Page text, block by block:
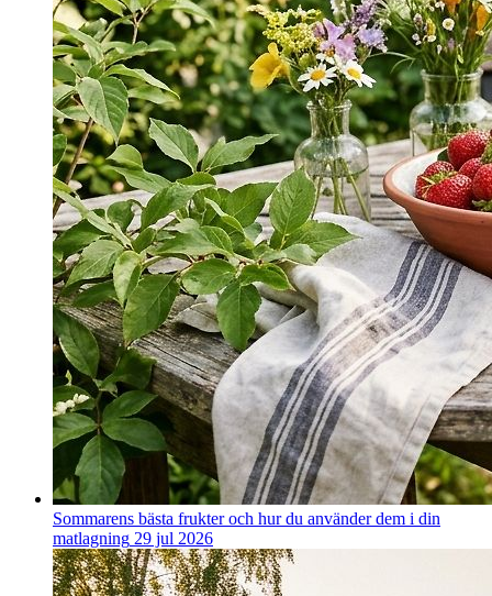
Sommarens bästa frukter och hur du använder dem i din
matlagning 29 jul 2026